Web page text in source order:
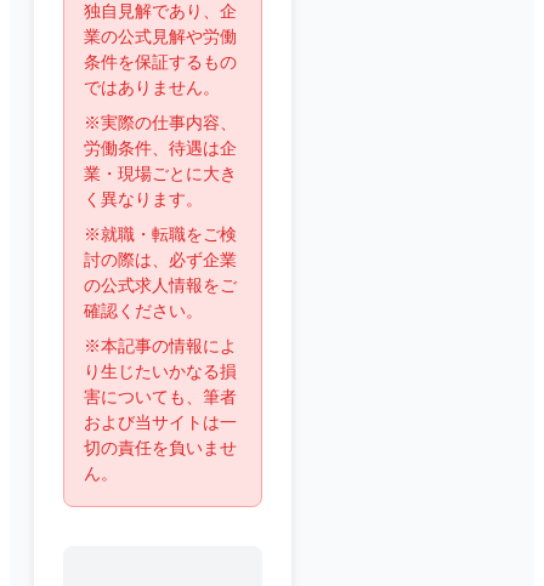
独自見解であり、企
業の公式見解や労働
条件を保証するもの
ではありません。
※実際の仕事内容、
労働条件、待遇は企
業・現場ごとに大き
く異なります。
※就職・転職をご検
討の際は、必ず企業
の公式求人情報をご
確認ください。
※本記事の情報によ
り生じたいかなる損
害についても、筆者
および当サイトは一
切の責任を負いませ
ん。